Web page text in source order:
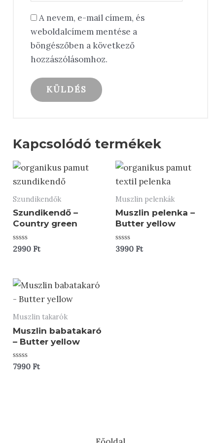
A nevem, e-mail címem, és
weboldalcímem mentése a
böngészőben a következő
hozzászólásomhoz.
Kapcsolódó termékek
Szundikendők
Szundikendő –
Country green
Értékelés:
2990 Ft
Muszlin pelenkák
Muszlin pelenka –
Butter yellow
Értékelés:
3990 Ft
Muszlin takarók
Muszlin babatakaró
– Butter yellow
Értékelés:
7990 Ft